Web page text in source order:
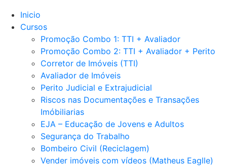
Inicio
Cursos
Promoção Combo 1: TTI + Avaliador
Promoção Combo 2: TTI + Avaliador + Perito
Corretor de Imóveis (TTI)
Avaliador de Imóveis
Perito Judicial e Extrajudicial
Riscos nas Documentações e Transações
Imóbiliarias
EJA – Educação de Jovens e Adultos
Segurança do Trabalho
Bombeiro Civil (Reciclagem)
Vender imóveis com vídeos (Matheus Eaglle)